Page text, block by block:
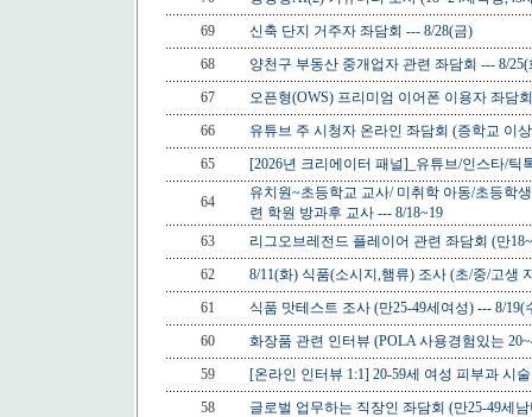
69
신축 단지 거주자 좌담회 --- 8/28(금)
68
양천구 부동산 중개업자 관련 좌담회 --- 8/25(
67
오픈형(OWS) 프리미엄 이어폰 이용자 좌담
66
유튜브 주 시청자 온라인 좌담회 (증학교 이
65
[2026년 크리에이터 패널]_유튜브/인스타/틱
64
유치원~초등학교 교사/ 미취학 아동/초등학
련 학원 방과후 교사 --- 8/18~19
63
리그오브레전드 플레이어 관련 좌담회 (만
62
8/11(화) 식품(소시지,햄류) 조사 (초/중/고생
61
식품 맛테스트 조사 (만25-49세여성) --- 8/19(
60
화장품 관련 인터뷰 (POLA 사용경험있는
59
[온라인 인터뷰 1:1] 20-59세 여성 피부과 시
58
글로벌 업무하는 직장인 좌담회 (만25-49세남